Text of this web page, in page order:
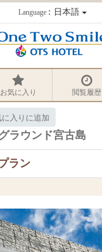
Language：日本語
お気に入り 閲覧履歴
入りに追加
ラウンド宮古島
ラン